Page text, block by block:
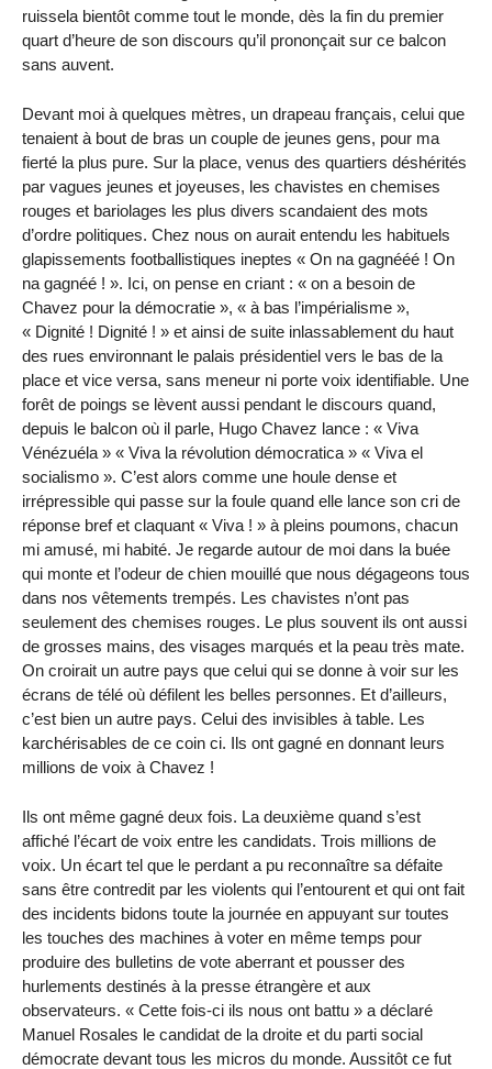
ruissela bientôt comme tout le monde, dès la fin du premier
quart d’heure de son discours qu’il prononçait sur ce balcon
sans auvent.
Devant moi à quelques mètres, un drapeau français, celui que
tenaient à bout de bras un couple de jeunes gens, pour ma
fierté la plus pure. Sur la place, venus des quartiers déshérités
par vagues jeunes et joyeuses, les chavistes en chemises
rouges et bariolages les plus divers scandaient des mots
d’ordre politiques. Chez nous on aurait entendu les habituels
glapissements footballistiques ineptes « On na gagnééé ! On
na gagnéé ! ». Ici, on pense en criant : « on a besoin de
Chavez pour la démocratie », « à bas l’impérialisme »,
« Dignité ! Dignité ! » et ainsi de suite inlassablement du haut
des rues environnant le palais présidentiel vers le bas de la
place et vice versa, sans meneur ni porte voix identifiable. Une
forêt de poings se lèvent aussi pendant le discours quand,
depuis le balcon où il parle, Hugo Chavez lance : « Viva
Vénézuéla » « Viva la révolution démocratica » « Viva el
socialismo ». C’est alors comme une houle dense et
irrépressible qui passe sur la foule quand elle lance son cri de
réponse bref et claquant « Viva ! » à pleins poumons, chacun
mi amusé, mi habité. Je regarde autour de moi dans la buée
qui monte et l’odeur de chien mouillé que nous dégageons tous
dans nos vêtements trempés. Les chavistes n’ont pas
seulement des chemises rouges. Le plus souvent ils ont aussi
de grosses mains, des visages marqués et la peau très mate.
On croirait un autre pays que celui qui se donne à voir sur les
écrans de télé où défilent les belles personnes. Et d’ailleurs,
c’est bien un autre pays. Celui des invisibles à table. Les
karchérisables de ce coin ci. Ils ont gagné en donnant leurs
millions de voix à Chavez !
Ils ont même gagné deux fois. La deuxième quand s’est
affiché l’écart de voix entre les candidats. Trois millions de
voix. Un écart tel que le perdant a pu reconnaître sa défaite
sans être contredit par les violents qui l’entourent et qui ont fait
des incidents bidons toute la journée en appuyant sur toutes
les touches des machines à voter en même temps pour
produire des bulletins de vote aberrant et pousser des
hurlements destinés à la presse étrangère et aux
observateurs. « Cette fois-ci ils nous ont battu » a déclaré
Manuel Rosales le candidat de la droite et du parti social
démocrate devant tous les micros du monde. Aussitôt ce fut